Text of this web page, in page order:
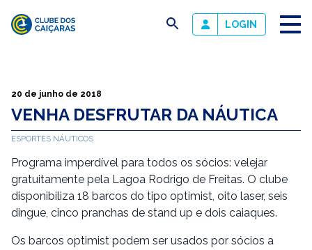
Caiçaras
busca LOGIN
20 de junho de 2018
VENHA DESFRUTAR DA NÁUTICA
ESPORTES NÁUTICOS
Programa imperdível para todos os sócios: velejar
gratuitamente pela Lagoa Rodrigo de Freitas. O clube
disponibiliza 18 barcos do tipo optimist, oito laser, seis
dingue, cinco pranchas de stand up e dois caiaques.
Os barcos optimist podem ser usados por sócios a